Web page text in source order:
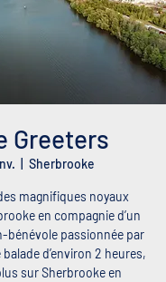
Greeters
Sherbrooke
magnifiques noyaux
en compagnie d’un
bénévole passionnée par
d’environ 2 heures,
sur Sherbrooke en